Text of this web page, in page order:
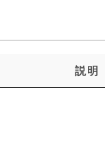
説明